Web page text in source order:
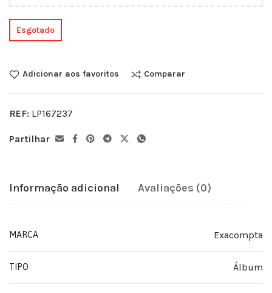
Esgotado
Adicionar aos favoritos Comparar
REF: LP167237
Partilhar
Informação adicional Avaliações (0)
MARCA Exacompta
TIPO Álbum